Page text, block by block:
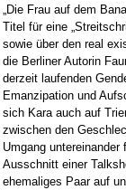
„Die Frau auf dem
Titel für eine
sowie über den real
die Berliner Autorin
derzeit laufenden
Emanzipation und
sich Kara auch auf
zwischen den
Umgang
Ausschnitt einer
ehemaliges Paar auf